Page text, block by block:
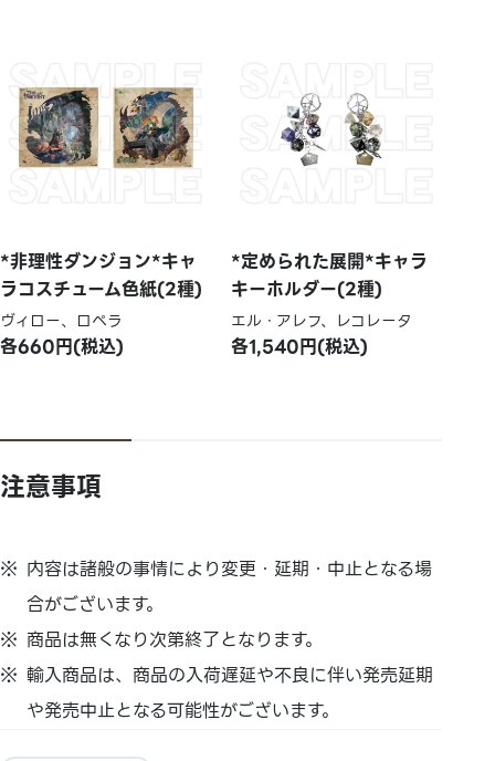
*非理性ダンジョン*キャ
ラコスチューム色紙(2種)
ヴィロー、ロペラ
各660円(税込)
*定められた展開*キャラ
キーホルダー(2種)
エル・アレフ、レコレータ
各1,540円(税込)
注意事項
内容は諸般の事情により変更・延期・中止となる場
合がございます。
商品は無くなり次第終了となります。
輸入商品は、商品の入荷遅延や不良に伴い発売延期
や発売中止となる可能性がございます。